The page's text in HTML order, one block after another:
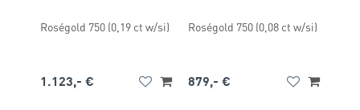
Roségold 750 (0,19 ct w/si)
1.123,- €
Roségold 750 (0,08 ct w/si)
879,- €